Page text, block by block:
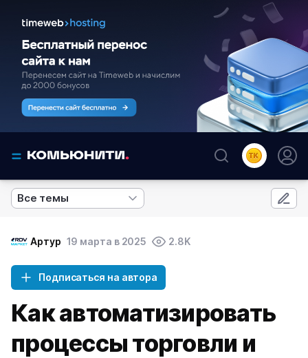
Все темы
Артур 19 марта в 2025 2.8K
Подписаться на автора
Как автоматизировать
процессы торговли и